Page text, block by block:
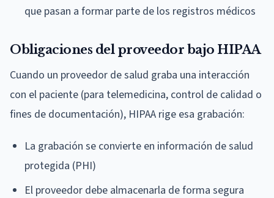
que pasan a formar parte de los registros médicos
Obligaciones del proveedor bajo HIPAA
Cuando un proveedor de salud graba una interacción
con el paciente (para telemedicina, control de calidad o
fines de documentación), HIPAA rige esa grabación:
La grabación se convierte en información de salud
protegida (PHI)
El proveedor debe almacenarla de forma segura